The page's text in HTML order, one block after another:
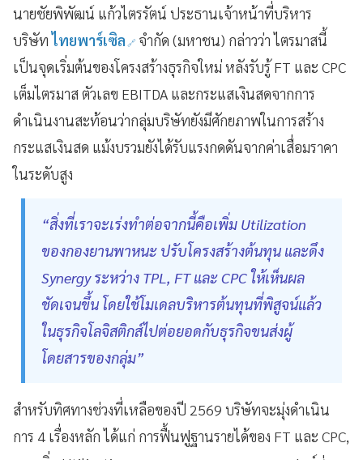
นายชัยพิพัฒน์ แก้วไตรรัตน์ ประธานเจ้าหน้าที่บริหาร
บริษัทไทยพาร์เซิล จำกัด (มหาชน) กล่าวว่า ไตรมาสนี้
เป็นจุดเริ่มต้นของโครงสร้างธุรกิจใหม่ หลังรับรู้ FT และ CPC
เต็มไตรมาส ตัวเลข EBITDA และกระแสเงินสดจากการ
ดำเนินงานสะท้อนว่ากลุ่มบริษัทยังมีศักยภาพในการสร้าง
กระแสเงินสด แม้งบรวมยังได้รับแรงกดดันจากค่าเสื่อมราคา
ในระดับสูง
“สิ่งที่เราจะเร่งทำต่อจากนี้คือเพิ่ม Utilization
ของกองยานพาหนะ ปรับโครงสร้างต้นทุน และดึง
Synergy ระหว่าง TPL, FT และ CPC ให้เห็นผล
ชัดเจนขึ้น โดยใช้โมเดลบริหารต้นทุนที่พิสูจน์แล้ว
ในธุรกิจโลจิสติกส์ไปต่อยอดกับธุรกิจขนส่งผู้
โดยสารของกลุ่ม”
สำหรับทิศทางช่วงที่เหลือของปี 2569 บริษัทจะมุ่งดำเนิน
การ 4 เรื่องหลัก ได้แก่ การฟื้นฟูฐานรายได้ของ FT และ CPC,